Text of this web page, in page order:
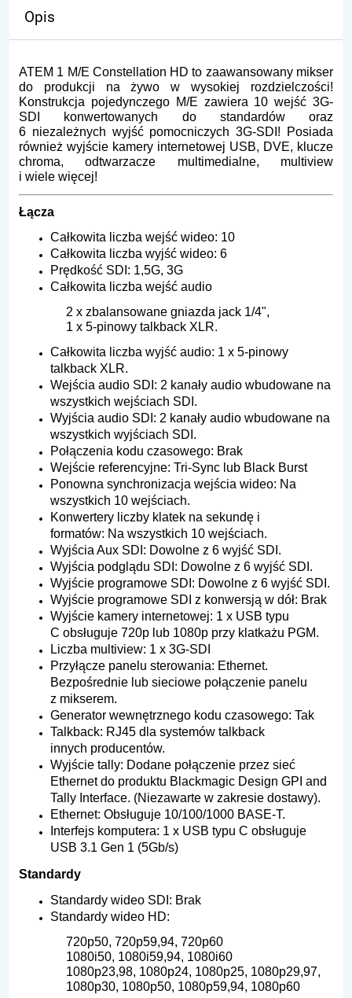
Opis
ATEM 1 M/E Constellation HD to zaawansowany mikser
do produkcji na żywo w wysokiej rozdzielczości!
Konstrukcja pojedynczego M/E zawiera 10 wejść 3G-
SDI konwertowanych do standardów oraz
6 niezależnych wyjść pomocniczych 3G-SDI! Posiada
również wyjście kamery internetowej USB, DVE, klucze
chroma, odtwarzacze multimedialne, multiview
i wiele więcej!
Łącza
Całkowita liczba wejść wideo: 10
Całkowita liczba wyjść wideo: 6
Prędkość SDI: 1,5G, 3G
Całkowita liczba wejść audio
2 x zbalansowane gniazda jack 1/4",
1 x 5-pinowy talkback XLR.
Całkowita liczba wyjść audio: 1 x 5-pinowy
talkback XLR.
Wejścia audio SDI: 2 kanały audio wbudowane na
wszystkich wejściach SDI.
Wyjścia audio SDI: 2 kanały audio wbudowane na
wszystkich wyjściach SDI.
Połączenia kodu czasowego: Brak
Wejście referencyjne: Tri-Sync lub Black Burst
Ponowna synchronizacja wejścia wideo: Na
wszystkich 10 wejściach.
Konwertery liczby klatek na sekundę i
formatów: Na wszystkich 10 wejściach.
Wyjścia Aux SDI: Dowolne z 6 wyjść SDI.
Wyjścia podglądu SDI: Dowolne z 6 wyjść SDI.
Wyjście programowe SDI: Dowolne z 6 wyjść SDI.
Wyjście programowe SDI z konwersją w dół: Brak
Wyjście kamery internetowej: 1 x USB typu
C obsługuje 720p lub 1080p przy klatkażu PGM.
Liczba multiview: 1 x 3G-SDI
Przyłącze panelu sterowania: Ethernet.
Bezpośrednie lub sieciowe połączenie panelu
z mikserem.
Generator wewnętrznego kodu czasowego: Tak
Talkback: RJ45 dla systemów talkback
innych producentów.
Wyjście tally: Dodane połączenie przez sieć
Ethernet do produktu Blackmagic Design GPI and
Tally Interface. (Niezawarte w zakresie dostawy).
Ethernet: Obsługuje 10/100/1000 BASE-T.
Interfejs komputera: 1 x USB typu C obsługuje
USB 3.1 Gen 1 (5Gb/s)
Standardy
Standardy wideo SDI: Brak
Standardy wideo HD:
720p50, 720p59,94, 720p60
1080i50, 1080i59,94, 1080i60
1080p23,98, 1080p24, 1080p25, 1080p29,97,
1080p30, 1080p50, 1080p59,94, 1080p60